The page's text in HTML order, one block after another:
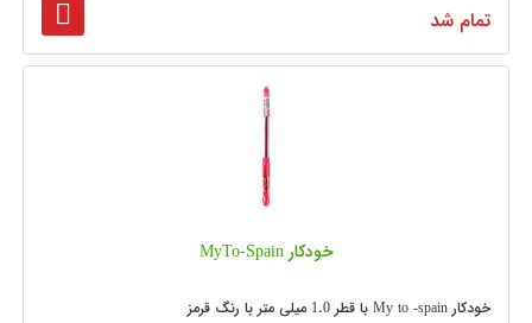
تمام شد
خودکار MyTo-Spain
خودکار My to -spain با قطر 1.0 میلی متر با رنگ قرمز